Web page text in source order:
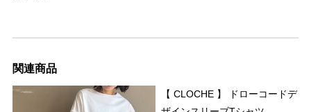
関連商品
【 CLOCHE 】 ドローコードデ